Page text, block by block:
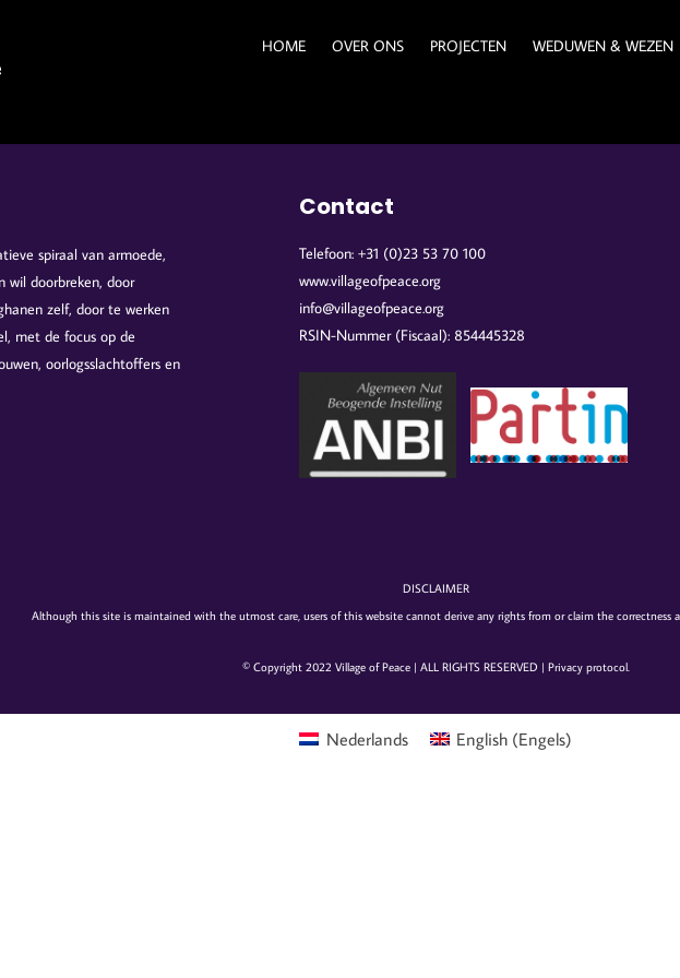
HOME OVER ONS PROJECTEN WEDUWEN & WEZEN
spiraal van armoede,
wil doorbreken, door
zelf, door te werken
met de focus op de
oorlogsslachtoffers en
Contact
Telefoon: +31 (0)23 53 70 100
www.villageofpeace.org
info@villageofpeace.org
RSIN-Nummer (Fiscaal): 854445328
DISCLAIMER
Although this site is maintained with the utmost care, users of this website cannot derive any rights from or claim the correctness
© Copyright 2022 Village of Peace | ALL RIGHTS RESERVED | Privacy protocol.
Nederlands English(Engels)